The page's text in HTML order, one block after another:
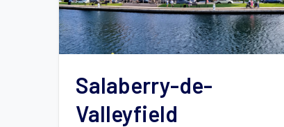
Salaberry-de-
Valleyfield